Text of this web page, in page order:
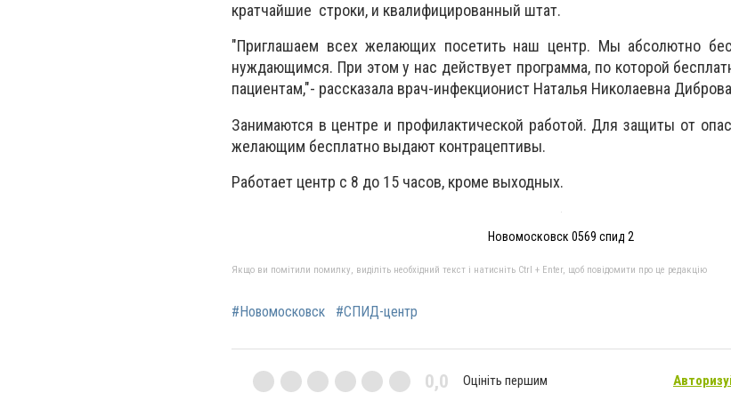
кратчайшие строки, и квалифицированный штат.
"Приглашаем всех желающих посетить наш центр. Мы абсолютно
нуждающимся. При этом у нас действует программа, по которой
пациентам,"- рассказала врач-инфекционист Наталья Николаевна
Занимаются в центре и профилактической работой. Для защиты от
желающим бесплатно выдают контрацептивы.
Работает центр с 8 до 15 часов, кроме выходных.
Новомосковск 0569 спид 2
Якщо ви помітили помилку, виділіть необхідний текст і натисніть Ctrl + Enter, щоб повідомити про це редакцію
#Новомосковск #СПИД-центр
0,0 Оцініть першим